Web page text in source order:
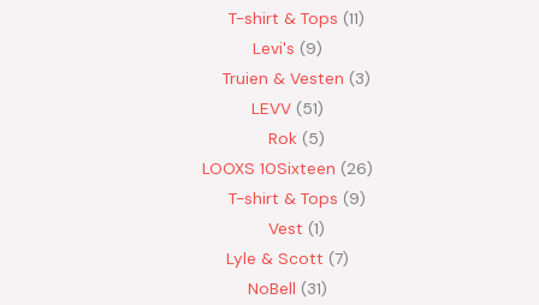
T-shirt & Tops 11
Levi's
9
Truien & Vesten
3
LEVV 51
Rok
5
LOOXS 10Sixteen
26
T-shirt & Tops 9
Vest 1
Lyle & Scott 7
NoBell
31